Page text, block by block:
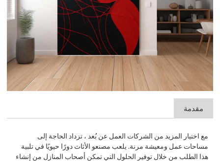
مقدمة
مع اختيار المزيد من الشركات العمل عن بُعد ، تزداد الحاجة إلى
مساحات عمل ومعيشة مرنة. يلعب مصنعو الأثاث دورًا حيويًا في تلبية
هذا الطلب من خلال توفير الحلول التي تمكن أصحاب المنازل من إنشاء